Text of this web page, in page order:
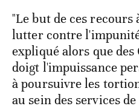
"Le but de ces recours
lutter contre
expliqué alors que
doigt l'impuissance
à poursuivre les
au sein des services